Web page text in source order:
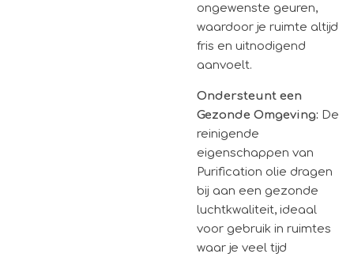
ongewenste geuren,
waardoor je ruimte altijd
fris en uitnodigend
aanvoelt.
Ondersteunt een
Gezonde Omgeving: De
reinigende
eigenschappen van
Purification olie dragen
bij aan een gezonde
luchtkwaliteit, ideaal
voor gebruik in ruimtes
waar je veel tijd